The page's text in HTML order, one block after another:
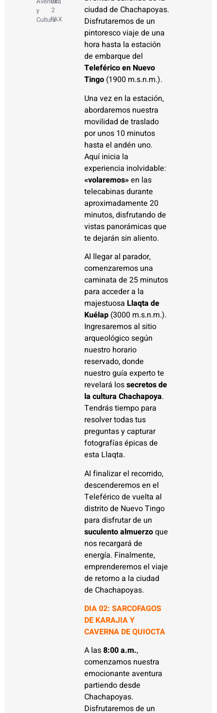
y
Cultura
2
PAX
ciudad de Chachapoyas.
Disfrutaremos de un
pintoresco viaje de una
hora hasta la estación
de embarque del
Teleférico en Nuevo
Tingo(1900 m.s.n.m.).
Una vez en la estación,
abordaremos nuestra
movilidad de traslado
por unos 10 minutos
hasta el andén uno.
Aquí inicia la
experiencia inolvidable:
«volaremos»en las
telecabinas durante
aproximadamente 20
minutos, disfrutando de
vistas panorámicas que
te dejarán sin aliento.
Al llegar al parador,
comenzaremos una
caminata de 25 minutos
para acceder a la
majestuosa Llaqta de
Kuélap(3000 m.s.n.m.).
Ingresaremos al sitio
arqueológico según
nuestro horario
reservado, donde
nuestro guía experto te
revelará lossecretos de
la cultura Chachapoya.
Tendrás tiempo para
resolver todas tus
preguntas y capturar
fotografías épicas de
esta Llaqta.
Al finalizar el recorrido,
descenderemos en el
Teleférico de vuelta al
distrito de Nuevo Tingo
para disfrutar de un
suculento almuerzoque
nos recargará de
energía. Finalmente,
emprenderemos el viaje
de retorno a la ciudad
de Chachapoyas.
DIA 02: SARCOFAGOS
DE KARAJIA Y
CAVERNA DE QUIOCTA
A las8:00 a.m.,
comenzamos nuestra
emocionante aventura
partiendo desde
Chachapoyas.
Disfrutaremos de un